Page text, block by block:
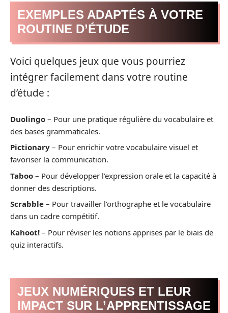
EXEMPLES ADAPTÉS À VOTRE
ROUTINE D’ÉTUDE
Voici quelques jeux que vous pourriez
intégrer facilement dans votre routine
d’étude :
Duolingo – Pour une pratique régulière du vocabulaire et
des bases grammaticales.
Pictionary – Pour enrichir votre vocabulaire visuel et
favoriser la communication.
Taboo – Pour développer l’expression orale et la capacité à
donner des descriptions.
Scrabble – Pour travailler l’orthographe et le vocabulaire
dans un cadre compétitif.
Kahoot! – Pour réviser les notions apprises par le biais de
quiz interactifs.
JEUX NUMÉRIQUES ET LEUR
IMPACT SUR L’APPRENTISSAGE